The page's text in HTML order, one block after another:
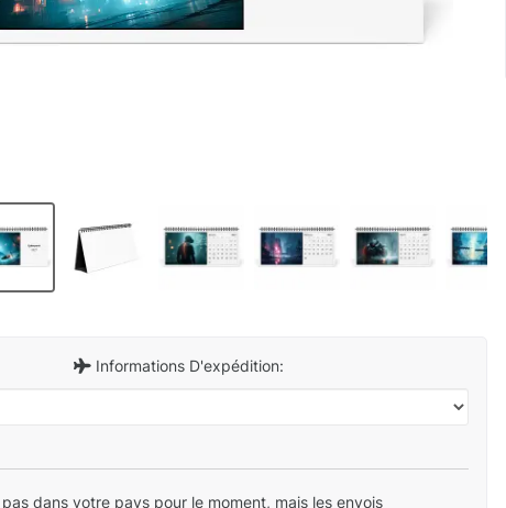
Informations D'expédition:
dans votre pays pour le moment, mais les envois